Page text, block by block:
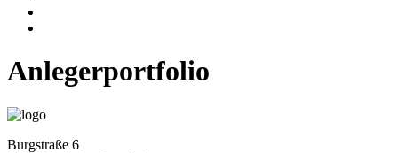
Anlegerportfolio
Burgstraße 6